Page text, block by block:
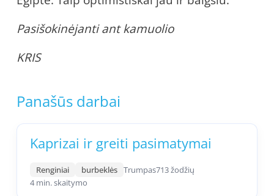
Pasišokinėjanti ant kamuolio
KRIS
Panašūs darbai
Kaprizai ir greiti pasimatymai
Renginiai burbeklės Trumpas713 žodžių
4 min. skaitymo